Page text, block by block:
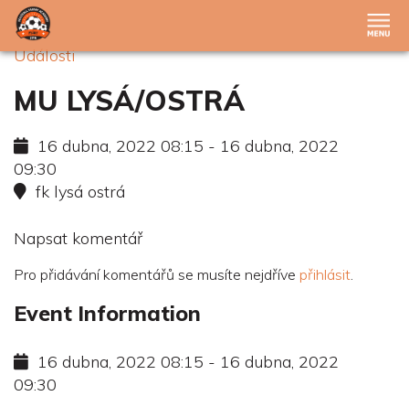
Události
MU LYSÁ/OSTRÁ
16 dubna, 2022 08:15 - 16 dubna, 2022
09:30
fk lysá ostrá
Napsat komentář
Pro přidávání komentářů se musíte nejdříve přihlásit.
Event Information
16 dubna, 2022 08:15 - 16 dubna, 2022
09:30